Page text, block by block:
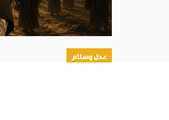
عدل وسلام